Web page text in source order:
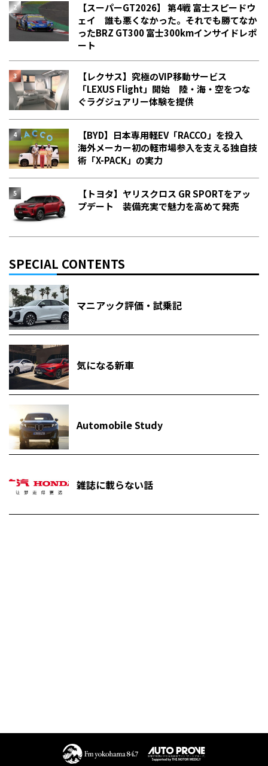
【スーパーGT2026】 第4戦 富士スピードウ
ェイ 誰も悪くなかった。それでも勝てなか
った――BRZ GT300 富士300kmインサイドレポ
ート
【レクサス】究極のVIP移動サービス
「LEXUS Flight」開始 陸・海・空をつな
ぐラグジュアリー体験を提供
【BYD】日本専用軽EV「RACCO」を投入
海外メーカー初の軽市場参入を支える独自技
術「X-PACK」の実力
【トヨタ】ヤリスクロス GR SPORTをアッ
プデート 装備充実で魅力を高めて発売
SPECIAL CONTENTS
マニアック評価・試乗記
気になる新車
Automobile Study
雑誌に載らない話